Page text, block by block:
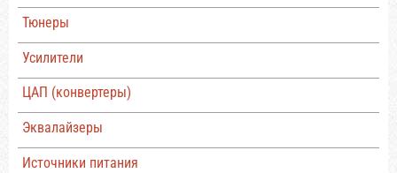
Тюнеры
Усилители
ЦАП (конвертеры)
Эквалайзеры
Источники питания